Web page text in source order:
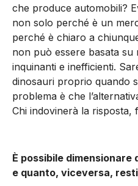
che produce automobili?
non solo perché è un
perché è chiaro a
non può essere basata su
inquinanti e inefficienti.
dinosauri proprio quando
problema è che
Chi indovinerà la risposta,
È possibile
e quanto, viceversa,